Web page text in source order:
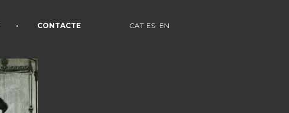
• CONTACTE CAT ES EN